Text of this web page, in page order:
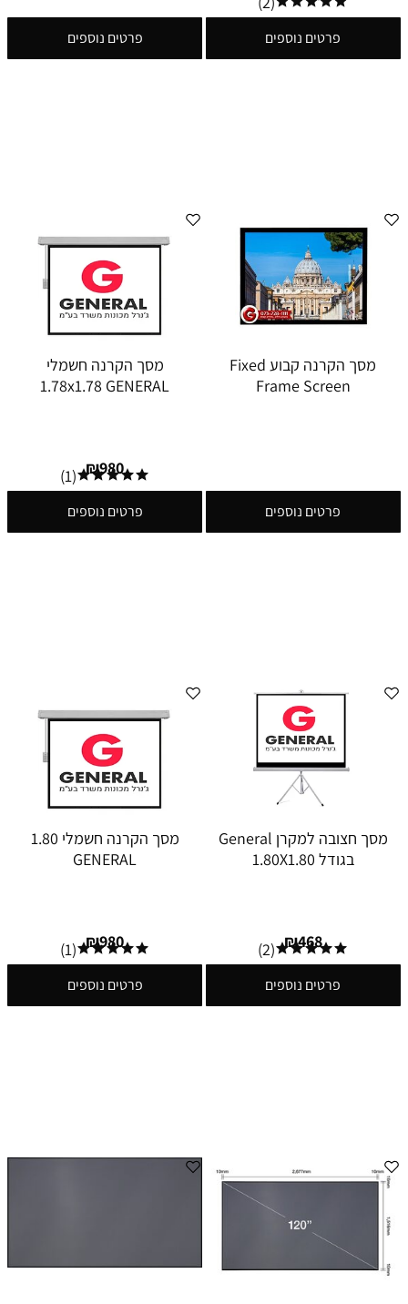
פרטים נוספים פרטים נוספים
מסך הקרנה קבוע Fixed
Frame Screen
פרטים נוספים
מסך הקרנה חשמלי
1.78x1.78 GENERAL
₪980
(1)
פרטים נוספים
מסך חצובה למקרן General
בגודל 1.80X1.80
₪468
(2)
פרטים נוספים
מסך הקרנה חשמלי 1.80
GENERAL
₪980
(1)
פרטים נוספים